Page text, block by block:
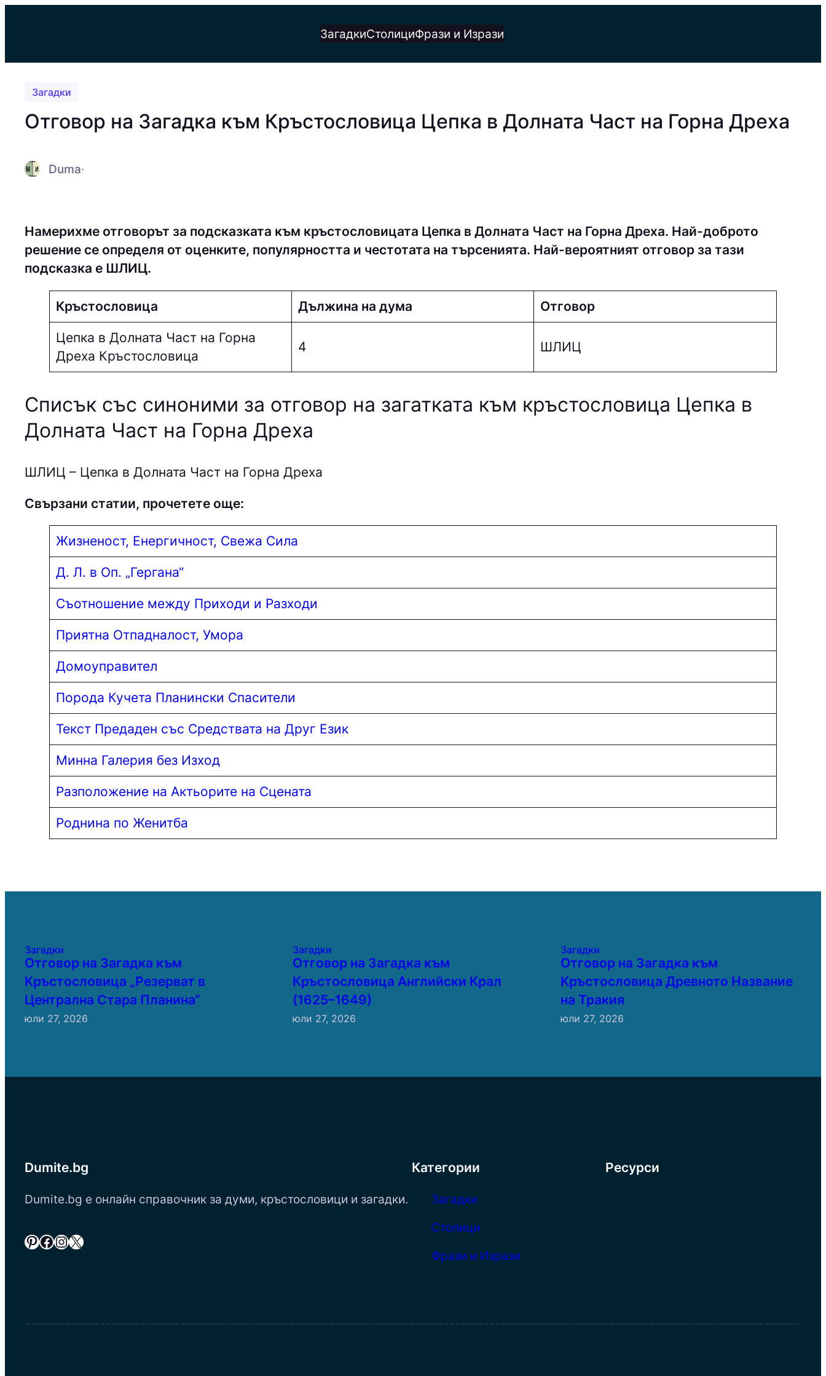
ЗагадкиСтолициФрази и Изрази
Загадки
Отговор на Загадка към Кръстословица Цепка в Долната Част на Горна Дреха
Duma·
Намерихме отговорът за подсказката към кръстословицата Цепка в Долната Част на Горна Дреха. Най-доброто
решение се определя от оценките, популярността и честотата на търсенията. Най-вероятният отговор за тази
подсказка е ШЛИЦ.
Кръстословица Дължина на дума Отговор
Цепка в Долната Част на Горна
Дреха Кръстословица
4 ШЛИЦ
Списък със синоними за отговор на загатката към кръстословица Цепка в
Долната Част на Горна Дреха
ШЛИЦ – Цепка в Долната Част на Горна Дреха
Свързани статии, прочетете още:
Жизненост, Енергичност, Свежа Сила
Д. Л. в Оп. „Гергана“
Съотношение между Приходи и Разходи
Приятна Отпадналост, Умора
Домоуправител
Порода Кучета Планински Спасители
Текст Предаден със Средствата на Друг Език
Минна Галерия без Изход
Разположение на Актьорите на Сцената
Роднина по Женитба
Загадки
Отговор на Загадка към
Кръстословица „Резерват в
Централна Стара Планина“
юли 27, 2026
Загадки
Отговор на Загадка към
Кръстословица Английски Крал
(1625–1649)
юли 27, 2026
Загадки
Отговор на Загадка към
Кръстословица Древното Название
на Тракия
юли 27, 2026
Dumite.bg
Dumite.bg е онлайн справочник за думи, кръстословици и загадки.
Pinterest Facebook InstagramX
Категории
Загадки
Столици
Фрази и Изрази
Ресурси